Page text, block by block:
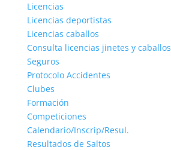
Licencias
Licencias deportistas
Licencias caballos
Consulta licencias jinetes y caballos
Seguros
Protocolo Accidentes
Clubes
Formación
Competiciones
Calendario/Inscrip/Resul.
Resultados de Saltos